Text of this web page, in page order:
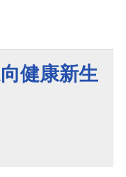
健康新生